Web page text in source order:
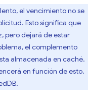
el vencimiento no se
Esto significa que
pero dejará de estar
el complemento
almacenada en caché.
en función de esto,